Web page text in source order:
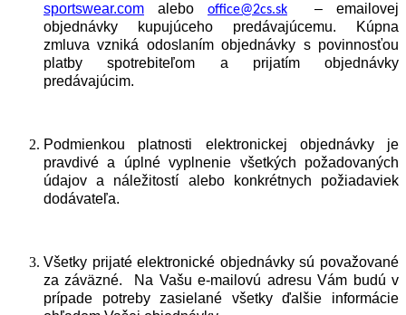
sportswear.com alebo office@2cs.sk – emailovej
objednávky kupujúceho predávajúcemu. Kúpna
zmluva vzniká odoslaním objednávky s povinnosťou
platby spotrebiteľom a prijatím objednávky
predávajúcim.
Podmienkou platnosti elektronickej objednávky je
pravdivé a úplné vyplnenie všetkých požadovaných
údajov a náležitostí alebo konkrétnych požiadaviek
dodávateľa.
Všetky prijaté elektronické objednávky sú považované
za záväzné. Na Vašu e-mailovú adresu Vám budú v
prípade potreby zasielané všetky ďalšie informácie